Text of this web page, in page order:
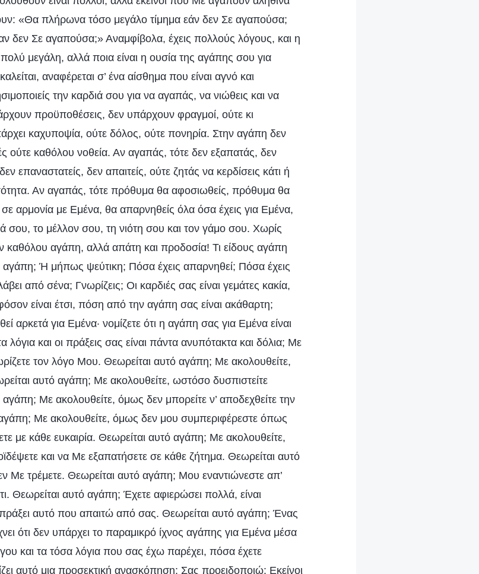
«Θα πλήρωνα τόσο μεγάλο τίμημα εάν δεν Σε αγαπούσα;
Σε αγαπούσα;» Αναμφίβολα, έχεις πολλούς λόγους, και η
μεγάλη, αλλά ποια είναι η ουσία της αγάπης σου για
αναφέρεται σ’ ένα αίσθημα που είναι αγνό και
την καρδιά σου για να αγαπάς, να νιώθεις και να
προϋποθέσεις, δεν υπάρχουν φραγμοί, ούτε κι
καχυποψία, ούτε δόλος, ούτε πονηρία. Στην αγάπη δεν
ούτε καθόλου νοθεία. Αν αγαπάς, τότε δεν εξαπατάς, δεν
επαναστατείς, δεν απαιτείς, ούτε ζητάς να κερδίσεις κάτι ή
Αν αγαπάς, τότε πρόθυμα θα αφοσιωθείς, πρόθυμα θα
σε αρμονία με Εμένα, θα απαρνηθείς όλα όσα έχεις για Εμένα,
σου, το μέλλον σου, τη νιότη σου και τον γάμο σου. Χωρίς
αγάπη, αλλά απάτη και προδοσία! Τι είδους αγάπη
αγάπη; Ή μήπως ψεύτικη; Πόσα έχεις απαρνηθεί; Πόσα έχεις
από σένα; Γνωρίζεις; Οι καρδιές σας είναι γεμάτες κακία,
είναι έτσι, πόση από την αγάπη σας είναι ακάθαρτη;
αρκετά για Εμένα· νομίζετε ότι η αγάπη σας για Εμένα είναι
λόγια και οι πράξεις σας είναι πάντα ανυπότακτα και δόλια; Με
τον λόγο Μου. Θεωρείται αυτό αγάπη; Με ακολουθείτε,
αυτό αγάπη; Με ακολουθείτε, ωστόσο δυσπιστείτε
Με ακολουθείτε, όμως δεν μπορείτε ν’ αποδεχθείτε την
Με ακολουθείτε, όμως δεν μου συμπεριφέρεστε όπως
με κάθε ευκαιρία. Θεωρείται αυτό αγάπη; Με ακολουθείτε,
και να Με εξαπατήσετε σε κάθε ζήτημα. Θεωρείται αυτό
Με τρέμετε. Θεωρείται αυτό αγάπη; Μου εναντιώνεστε απ’
Θεωρείται αυτό αγάπη; Έχετε αφιερώσει πολλά, είναι
αυτό που απαιτώ από σας. Θεωρείται αυτό αγάπη; Ένας
ότι δεν υπάρχει το παραμικρό ίχνος αγάπης για Εμένα μέσα
και τα τόσα λόγια που σας έχω παρέχει, πόσα έχετε
αυτό μια προσεκτική ανασκόπηση; Σας προειδοποιώ: Εκείνοι